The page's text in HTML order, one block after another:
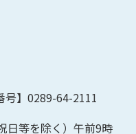
号】0289-64-2111
日等を除く）午前9時